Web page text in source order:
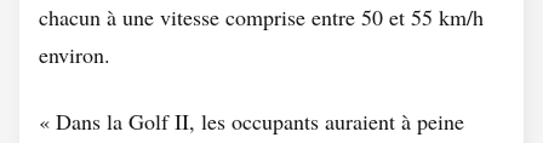
chacun à une vitesse comprise entre 50 et 55 km/h
environ.
« Dans la Golf II, les occupants auraient à peine